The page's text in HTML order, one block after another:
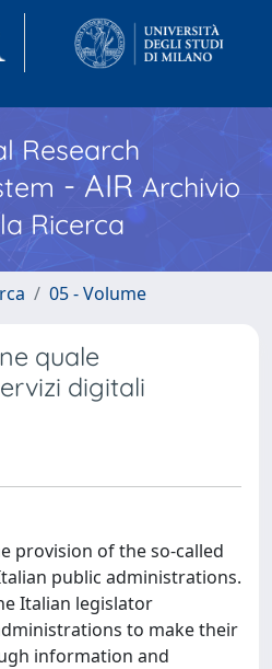
Research
- AIR Archivio
Ricerca
05 - Volume
quale
digitali
provision of the so-called
public administrations.
Italian legislator
to make their
information and